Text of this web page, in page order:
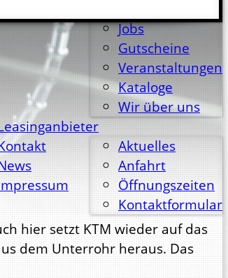
Jobs
Gutscheine
Veranstaltungen
Kataloge
Wir über uns
Aktuelles
Anfahrt
Öffnungszeiten
Kontaktformular
hier setzt KTM wieder auf das
dem Unterrohr heraus. Das